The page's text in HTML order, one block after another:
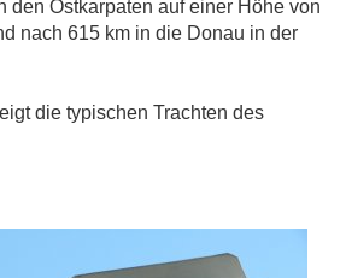
den Ostkarpaten auf einer Höhe von
nach 615 km in die Donau in der
die typischen Trachten des